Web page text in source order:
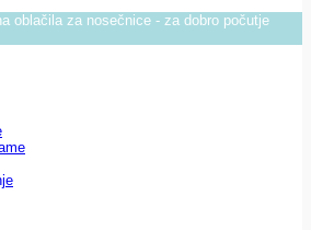
oblačila za nosečnice - za dobro počutje